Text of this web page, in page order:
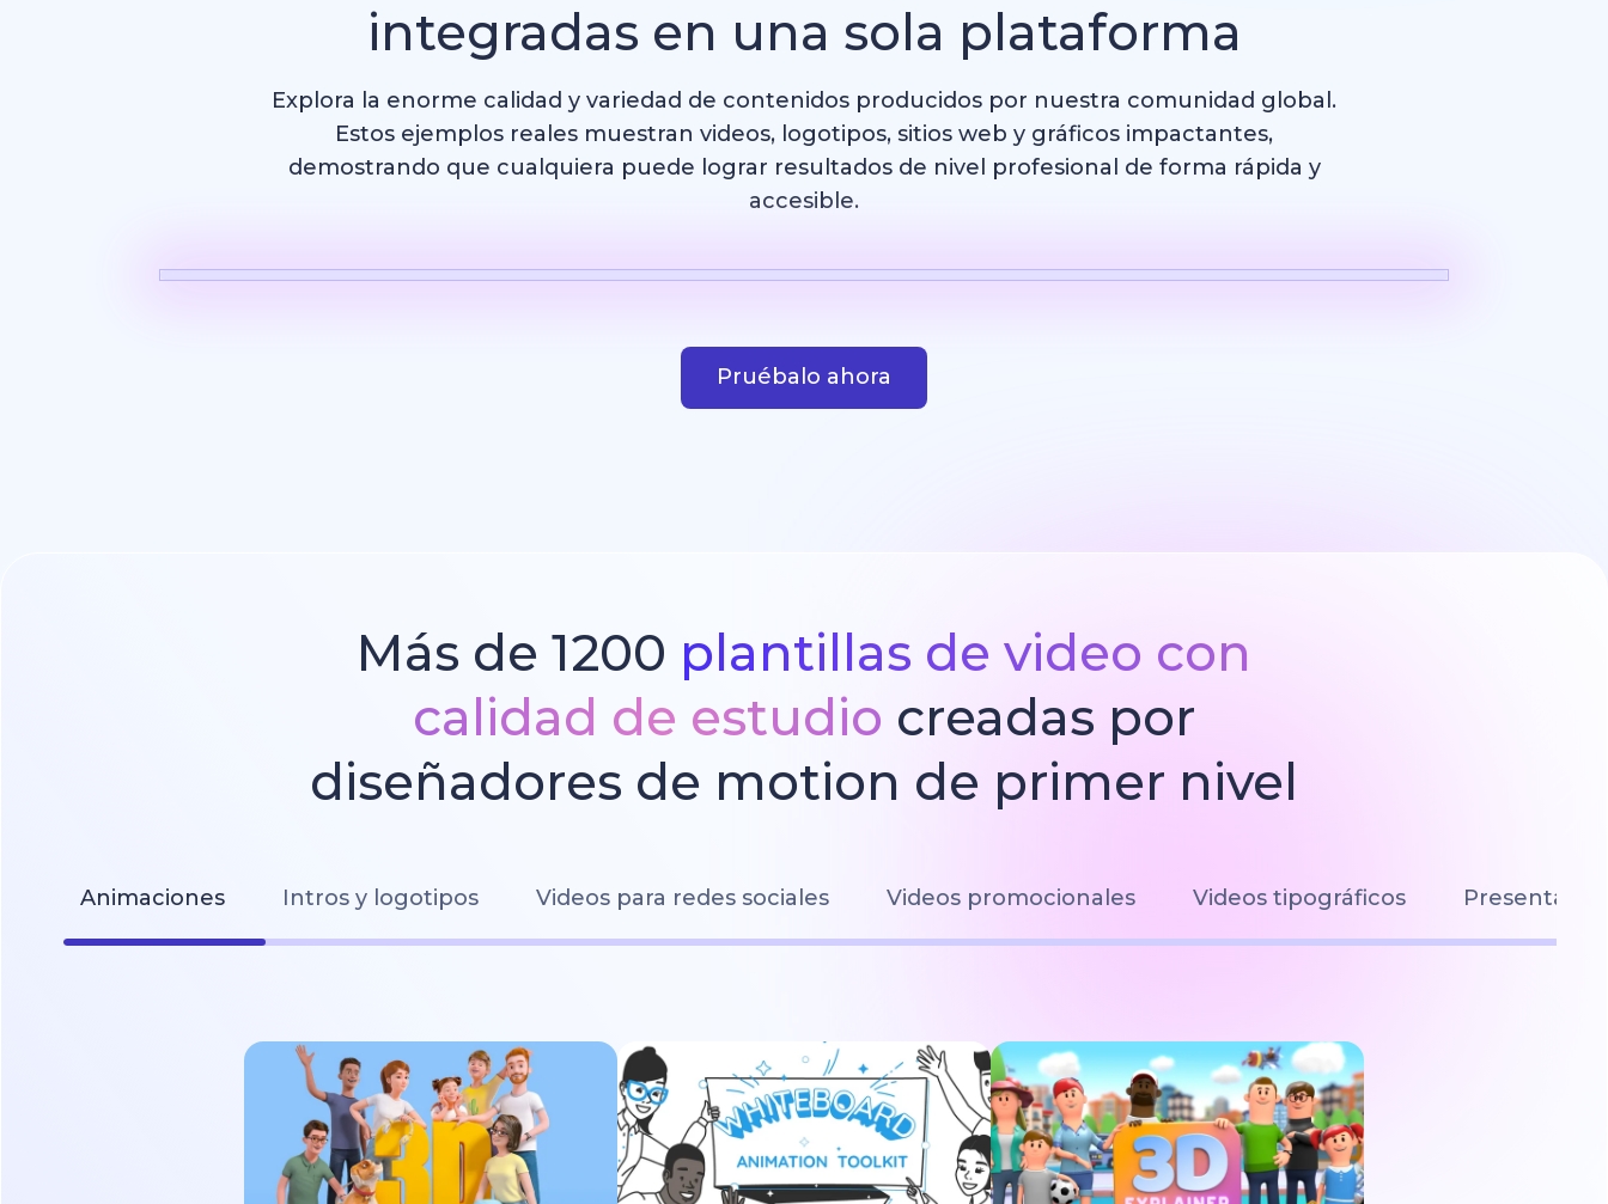
integradas en una sola plataforma
Explora la enorme calidad y variedad de contenidos producidos por nuestra comunidad global.
Estos ejemplos reales muestran videos, logotipos, sitios web y gráficos impactantes,
demostrando que cualquiera puede lograr resultados de nivel profesional de forma rápida y
accesible.
Pruébalo ahora
Más de 1200 plantillas de video con
calidad de estudio creadas por
diseñadores de motion de primer nivel
Animaciones Intros y logotipos Videos para redes sociales Videos promocionales Videos tipográficos